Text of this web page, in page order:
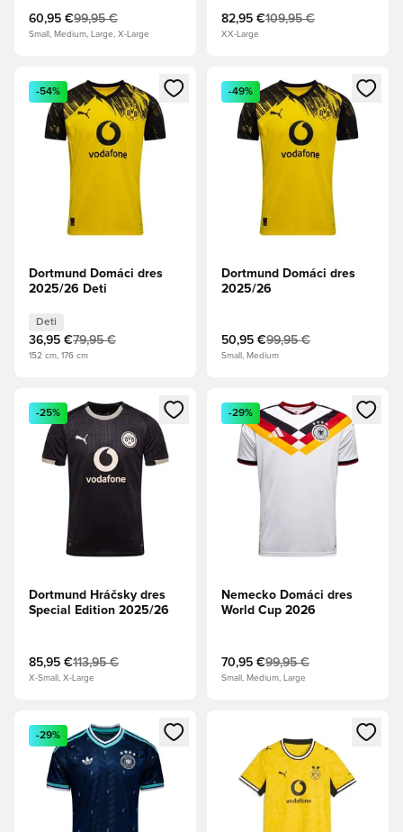
60,95 €99,95 €
Small, Medium, Large, X-Large
82,95 €109,95 €
XX-Large
Otvorí modál na prihlásenie alebo registráciu ako člen
-54%
Dortmund Domáci dres
2025/26 Deti
Deti
36,95 €79,95 €
152 cm, 176 cm
Otvorí modál na prihlásenie
-49%
Dortmund Domáci dres
2025/26
50,95 €99,95 €
Small, Medium
Otvorí modál na prihlásenie alebo registráciu ako člen
-25%
Dortmund Hráčsky dres
Special Edition 2025/26
85,95 €113,95 €
X-Small, X-Large
Otvorí modál na prihlásenie
-29%
Nemecko Domáci dres
World Cup 2026
70,95 €99,95 €
Small, Medium, Large
Otvorí modál na prihlásenie alebo registráciu ako člen
-29%
Otvorí modál na prihlásenie